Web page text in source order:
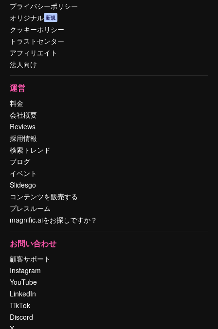
プライバシーポリシー
オリジナル 新規
クッキーポリシー
トラストセンター
アフィリエイト
法人向け
運営
料金
会社概要
Reviews
採用情報
検索トレンド
ブログ
イベント
Slidesgo
コンテンツを販売する
プレスルーム
magnific.aiをお探しですか？
お問い合わせ
顧客サポート
Instagram
YouTube
LinkedIn
TikTok
Discord